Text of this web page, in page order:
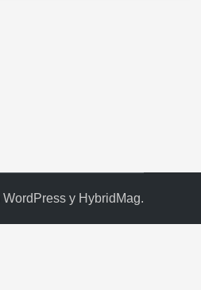
WordPress y HybridMag.